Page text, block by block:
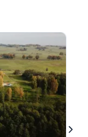
Jeziorem